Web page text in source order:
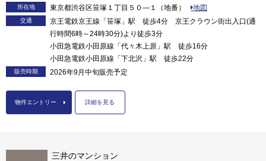
所在地 東京都渋谷区笹塚１丁目５０―１（地番） 地図
交通
京王電鉄京王線「笹塚」駅 徒歩4分 京王クラウン街出入口(通
行時間6時～24時30分)より徒歩3分
小田急電鉄小田原線「代々木上原」駅 徒歩16分
小田急電鉄小田原線「下北沢」駅 徒歩22分
販売時期 2026年9月中旬販売予定
物件エントリー 詳細を見る
三井のマンション